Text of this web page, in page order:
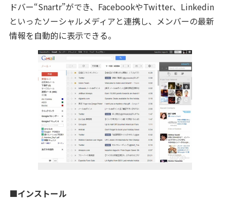
ドバー“Snartr”ができ、FacebookやTwitter、Linkedin
といったソーシャルメディアと連携し、メンバーの最新
情報を自動的に表示できる。
■インストール